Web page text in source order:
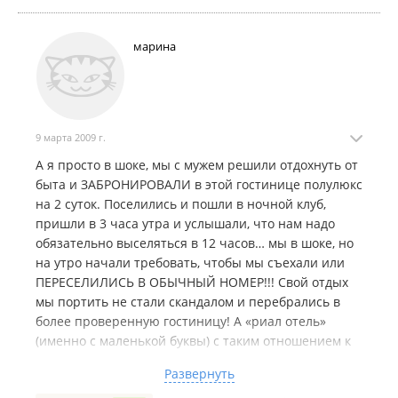
нам там сказали извените, мелких денег нет, а на
конечно же спроса нет. Руководство гостиницы,
прошу, обротите внимание на ваш персонал
марина
9 марта 2009 г.
А я просто в шоке, мы с мужем решили отдохнуть от
быта и ЗАБРОНИРОВАЛИ в этой гостинице полулюкс
на 2 суток. Поселились и пошли в ночной клуб,
пришли в 3 часа утра и услышали, что нам надо
обязательно выселяться в 12 часов… мы в шоке, но
на утро начали требовать, чтобы мы съехали или
ПЕРЕСЕЛИЛИСЬ В ОБЫЧНЫЙ НОМЕР!!! Свой отдых
мы портить не стали скандалом и перебрались в
более проверенную гостиницу! А «риал отель»
(именно с маленькой буквы) с таким отношением к
понимаю хозяев-бизнессменов, потому что при
Развернуть